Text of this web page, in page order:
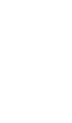
ンダントトップ ジルコ